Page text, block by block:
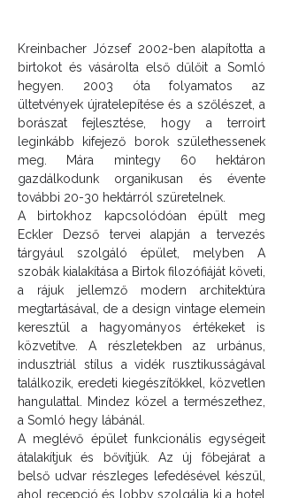
Kreinbacher József 2002-ben alapította a
birtokot és vásárolta első dűlőit a Somló
hegyen. 2003 óta folyamatos az
ültetvények újratelepítése és a szőlészet, a
borászat fejlesztése, hogy a terroirt
leginkább kifejező borok születhessenek
meg. Mára mintegy 60 hektáron
gazdálkodunk organikusan és évente
további 20-30 hektárról szüretelnek.
A birtokhoz kapcsolódóan épült meg
Eckler Dezső tervei alapján a tervezés
tárgyául szolgáló épület, melyben A
szobák kialakítása a Birtok filozófiáját követi,
a rájuk jellemző modern architektúra
megtartásával, de a design vintage elemein
keresztül a hagyományos értékeket is
közvetítve. A részletekben az urbánus,
indusztriál stílus a vidék rusztikusságával
találkozik, eredeti kiegészítőkkel, közvetlen
hangulattal. Mindez közel a természethez,
a Somló hegy lábánál.
A meglévő épület funkcionális egységeit
átalakítjuk és bővítjük. Az új főbejárat a
belső udvar részleges lefedésével készül,
ahol recepció és lobby szolgálja ki a hotel